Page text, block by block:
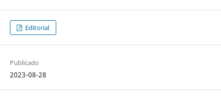
Editorial
Publicado
2023-08-28